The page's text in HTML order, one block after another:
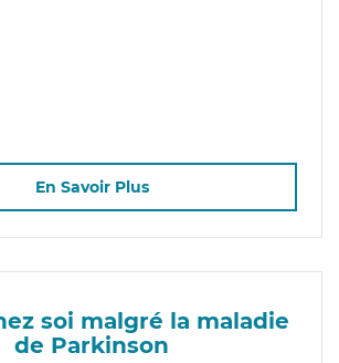
En Savoir Plus
soi malgré la maladie
de Parkinson